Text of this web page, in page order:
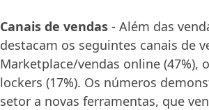
Canais de vendas - Além das
destacam os seguintes canais de
Marketplace/vendas online (47%),
lockers (17%). Os números
setor a novas ferramentas, que